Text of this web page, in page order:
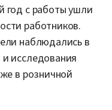
год с работы ушли
работников.
наблюдались в
исследования
в розничной